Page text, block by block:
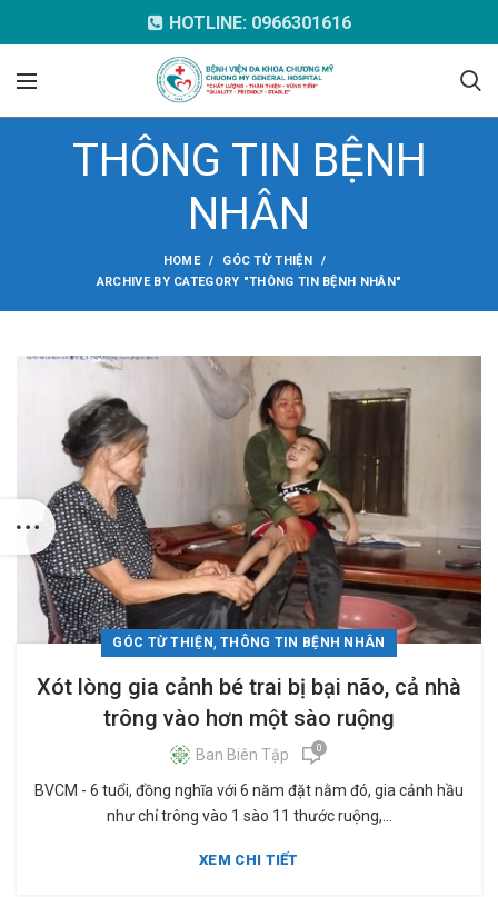
HOTLINE: 0966301616
THÔNG TIN BỆNH
NHÂN
HOME
GÓC TỪ THIỆN
ARCHIVE BY CATEGORY "THÔNG TIN BỆNH NHÂN"
GÓC TỪ THIỆN, THÔNG TIN BỆNH NHÂN
Xót lòng gia cảnh bé trai bị bại não, cả nhà
trông vào hơn một sào ruộng
Ban Biên Tập 0
BVCM - 6 tuổi, đồng nghĩa với 6 năm đặt nằm đó, gia cảnh hầu
như chỉ trông vào 1 sào 11 thước ruộng,...
XEM CHI TIẾT